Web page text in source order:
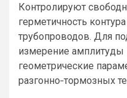
Контролируют
герметичность
трубопроводов. Для
измерение амплитуды
геометрические
разгонно‑тормозных